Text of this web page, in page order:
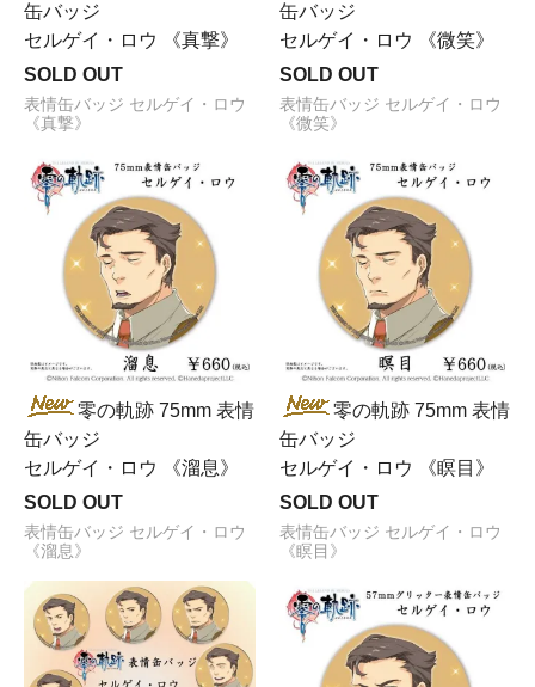
缶バッジ
セルゲイ・ロウ 《真撃》
SOLD OUT
表情缶バッジ セルゲイ・ロウ
《真撃》
缶バッジ
セルゲイ・ロウ 《微笑》
SOLD OUT
表情缶バッジ セルゲイ・ロウ
《微笑》
零の軌跡 75mm 表情
缶バッジ
セルゲイ・ロウ 《溜息》
SOLD OUT
表情缶バッジ セルゲイ・ロウ
《溜息》
零の軌跡 75mm 表情
缶バッジ
セルゲイ・ロウ 《瞑目》
SOLD OUT
表情缶バッジ セルゲイ・ロウ
《瞑目》